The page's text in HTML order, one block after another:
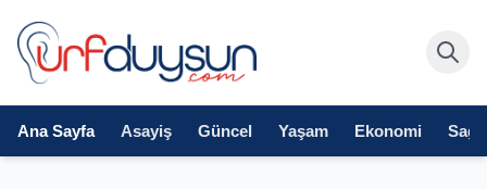
Ana Sayfa Asayiş Güncel Yaşam Ekonomi